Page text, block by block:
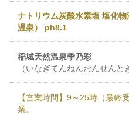
ナトリウム炭酸水素塩 塩化
温泉） ph8.1
稲城天然温泉季乃彩
（いなぎてんねんおんせんと
【営業時間】9～25時（最終
業。